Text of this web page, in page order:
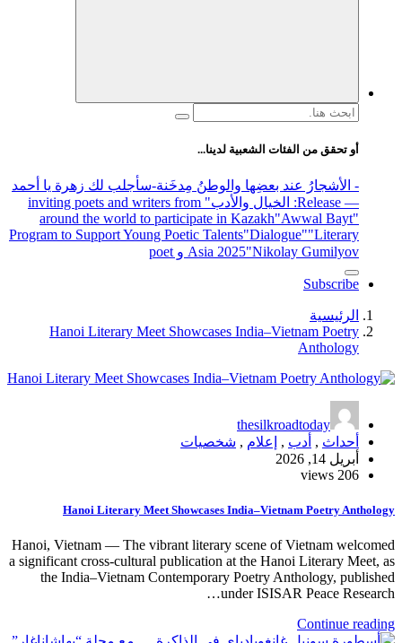
البحث
أو تحقق من الفئات الشعبية لدينا...
- الأشجارُ عند بعضِها والوطنُ مِدخَنة-سأجلب لك زهرة يا أحمد
— Release
: الخيال والأدب
" inviting poets and writers from
around the world to participate in Kazakh"Awwal Bayt"
Program to Support Young Poetic Talents"Dialogue""Literary
Asia 2025"Nikolay Gumilyov و poet
Subscribe
الرئيسية
Hanoi Literary Meet Showcases India–Vietnam Poetry
Anthology
thesilkroadtoday
أحداث , أدب , إعلام , شخصيات
أبريل 14, 2026
206 views
Hanoi Literary Meet Showcases India–Vietnam Poetry Anthology
Hanoi, Vietnam — The vibrant literary scene of Vietnam welcomed
a significant cross-cultural publication at the Hanoi Literary Meet, as
the India–Vietnam Contemporary Poetry Anthology, published
under ISISAR Peace Research…
Continue reading